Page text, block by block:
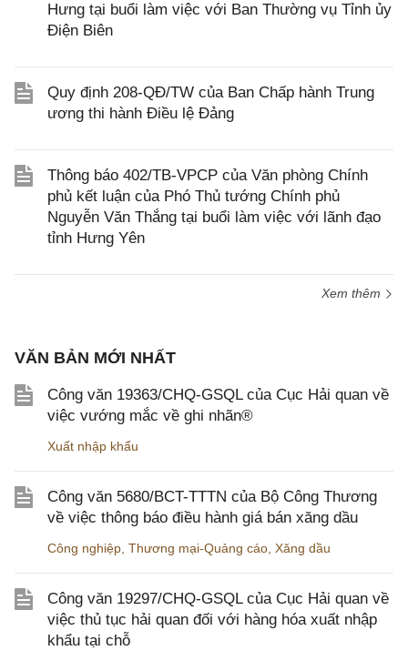
Hưng tại buổi làm việc với Ban Thường vụ Tỉnh ủy
Điện Biên
Quy định 208-QĐ/TW của Ban Chấp hành Trung
ương thi hành Điều lệ Đảng
Thông báo 402/TB-VPCP của Văn phòng Chính
phủ kết luận của Phó Thủ tướng Chính phủ
Nguyễn Văn Thắng tại buổi làm việc với lãnh đạo
tỉnh Hưng Yên
Xem thêm
VĂN BẢN MỚI NHẤT
Công văn 19363/CHQ-GSQL của Cục Hải quan về
việc vướng mắc về ghi nhãn®
Xuất nhập khẩu
Công văn 5680/BCT-TTTN của Bộ Công Thương
về việc thông báo điều hành giá bán xăng dầu
Công nghiệp Thương mại-Quảng cáo Xăng dầu
Công văn 19297/CHQ-GSQL của Cục Hải quan về
việc thủ tục hải quan đối với hàng hóa xuất nhập
khẩu tại chỗ